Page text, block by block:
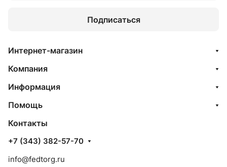
Подписаться
Интернет-магазин
Компания
Информация
Помощь
Контакты
+7 (343) 382-57-70
info@fedtorg.ru